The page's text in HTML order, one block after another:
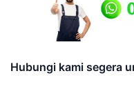
Hubungi kami segera